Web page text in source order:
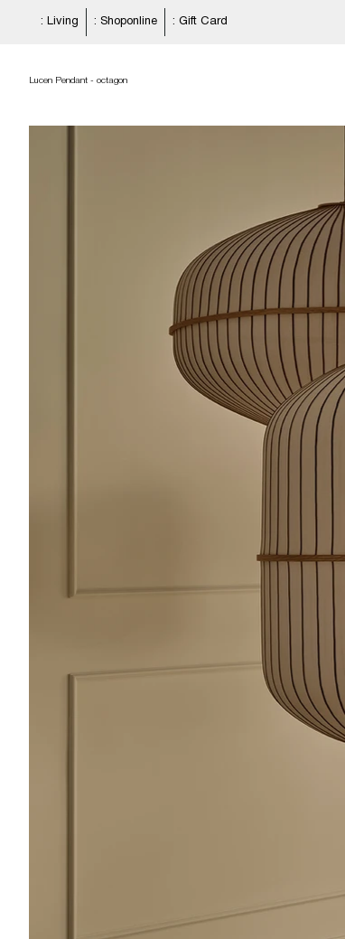
: Living : Shoponline : Gift Card
Lucen Pendant - octagon